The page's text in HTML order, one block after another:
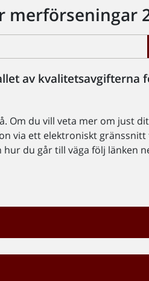
av kvalitetsavgifterna
Om du vill veta mer om just
via ett elektroniskt gränssnitt
du går till väga följ länken